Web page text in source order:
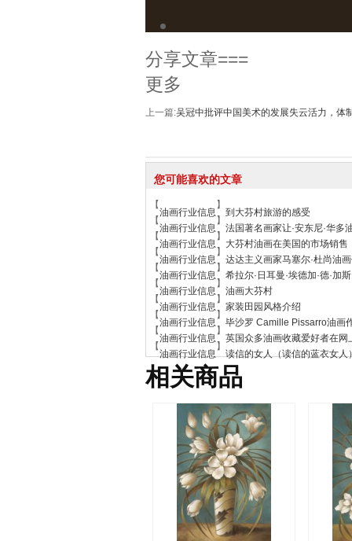
分享文章===
更多
上一篇:吴冠中批评中国美术的发展失云活力，体
您可能喜欢的文章
【油画行业信息 】 到大芬村旅游的感受
【油画行业信息 】 法国著名画家让·安东尼·华多
【油画行业信息 】 大芬村油画在美国的市场销售
【油画行业信息 】 达达主义画家马塞尔·杜尚油
【油画行业信息 】 希拉尔·日耳曼·埃德加·德·加
【油画行业信息 】 油画大芬村
【油画行业信息 】 家装田园风格介绍
【油画行业信息 】 毕沙罗 Camille Pissarro油画
【油画行业信息 】 英国众多油画收藏爱好者在网
【油画行业信息 】 读信的女人（读信的蓝衣女人
相关商品